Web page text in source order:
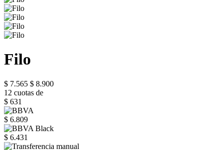
Filo
$ 7.565 $ 8.900
12 cuotas de
$ 631
$ 6.809
$ 6.431